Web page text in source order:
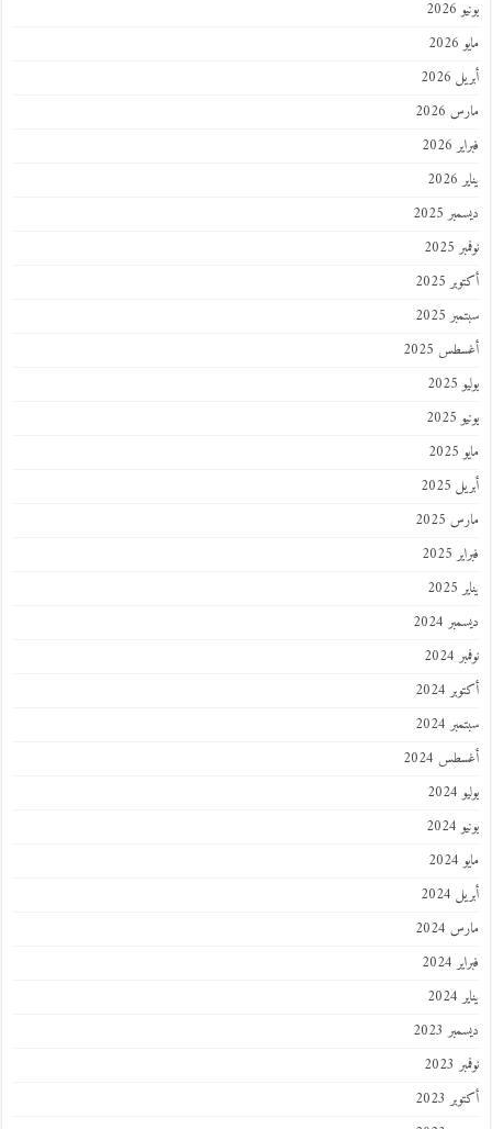
2026
2025
2025
2025
2025
2025
2024
2024
2024
2024
2024
2023
2023